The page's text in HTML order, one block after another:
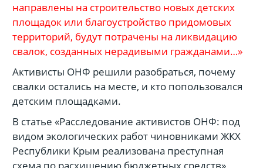
направлены на строительство новых детских
площадок или благоустройство придомовых
территорий, будут потрачены на ликвидацию
свалок, созданных нерадивыми гражданами…»
Активисты ОНФ решили разобраться, почему
свалки остались на месте, и кто попользовался
детским площадками.
В статье «Расследование активистов ОНФ: под
видом экологических работ чиновниками ЖКХ
Республики Крым реализована преступная